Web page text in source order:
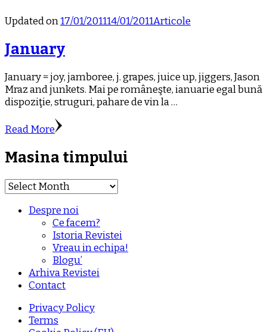
Updated on17/01/201114/01/2011Articole
January
January = joy, jamboree, j. grapes, juice up, jiggers, Jason
Mraz and junkets. Mai pe româneşte, ianuarie egal bună
dispoziţie, struguri, pahare de vin la …
Read More
Masina timpului
Masina
timpului
Despre noi
Ce facem?
Istoria Revistei
Vreau in echipa!
Blogu’
Arhiva Revistei
Contact
Privacy Policy
Terms